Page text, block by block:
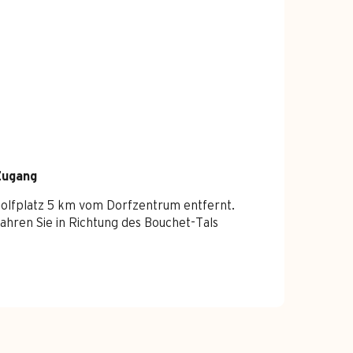
5 km vom Dorfzentrum entfernt.
Sie in Richtung des Bouchet-Tals